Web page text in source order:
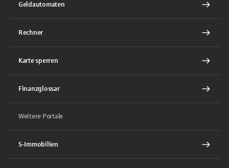
Geldautomaten
Rechner
Karte sperren
Finanzglossar
Weitere Portale
S-Immobilien